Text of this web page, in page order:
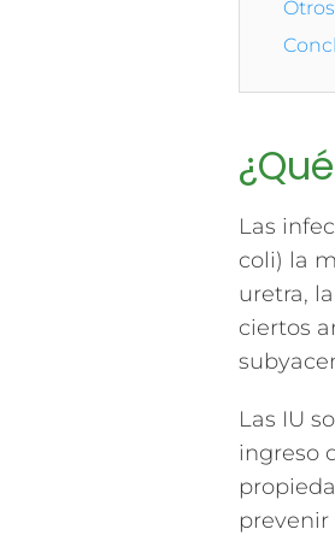
Las
coli) la
uretra,
ciertos
Las IU
ingreso
prevenir